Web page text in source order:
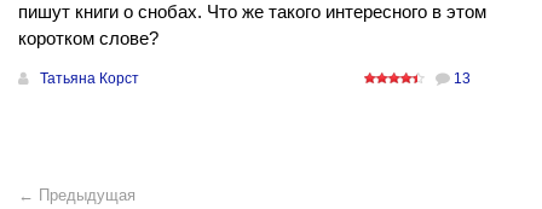
пишут книги о снобах. Что же такого интересного в этом
коротком слове?
Татьяна Корст 13
← Предыдущая